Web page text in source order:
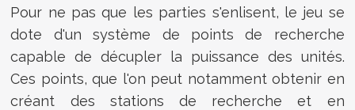
Pour ne pas que les parties s'enlisent, le jeu se
dote d'un système de points de recherche
capable de décupler la puissance des unités.
Ces points, que l'on peut notamment obtenir en
créant des stations de recherche et en